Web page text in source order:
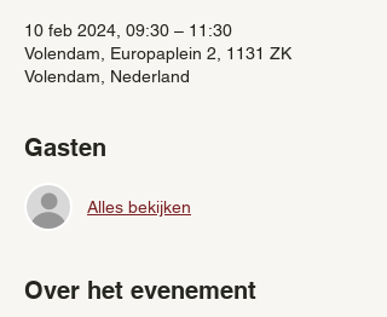
10 feb 2024, 09:30 – 11:30
Volendam, Europaplein 2, 1131 ZK
Volendam, Nederland
Gasten
Alles bekijken
Over het evenement